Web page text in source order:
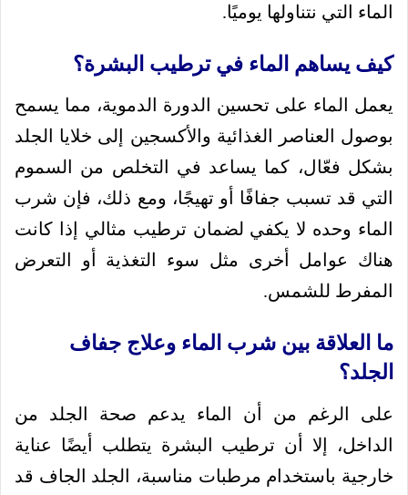
الماء التي نتناولها يوميًا.
كيف يساهم الماء في ترطيب البشرة؟
يعمل الماء على تحسين الدورة الدموية، مما يسمح
بوصول العناصر الغذائية والأكسجين إلى خلايا الجلد
بشكل فعّال، كما يساعد في التخلص من السموم
التي قد تسبب جفافًا أو تهيجًا، ومع ذلك، فإن شرب
الماء وحده لا يكفي لضمان ترطيب مثالي إذا كانت
هناك عوامل أخرى مثل سوء التغذية أو التعرض
المفرط للشمس.
ما العلاقة بين شرب الماء وعلاج جفاف
الجلد؟
على الرغم من أن الماء يدعم صحة الجلد من
الداخل، إلا أن ترطيب البشرة يتطلب أيضًا عناية
خارجية باستخدام مرطبات مناسبة، الجلد الجاف قد